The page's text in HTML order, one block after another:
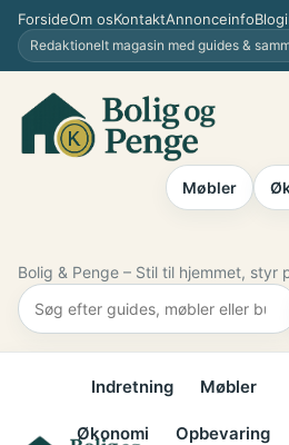
Spring
indhold
ForsideOm osKontaktAnnonceinfo
Redaktionelt magasin med guides &
Møbler
Bolig & Penge – Stil til hjemmet, styr
Indretning Møbler
Økonomi Opbevaring